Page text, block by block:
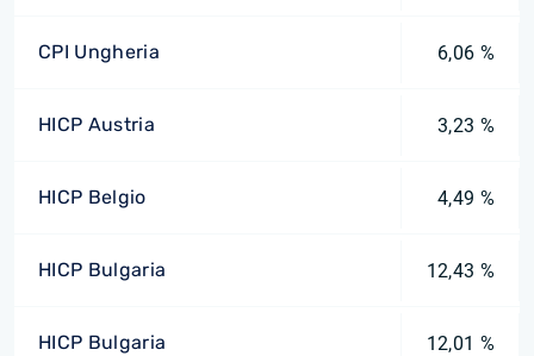
CPI Ungheria 6,06 %
HICP Austria 3,23 %
HICP Belgio 4,49 %
HICP Bulgaria 12,43 %
HICP Bulgaria 12,01 %